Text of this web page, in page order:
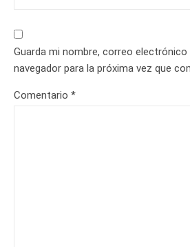
Guarda mi nombre, correo electrónico
navegador para la próxima vez que
Comentario *